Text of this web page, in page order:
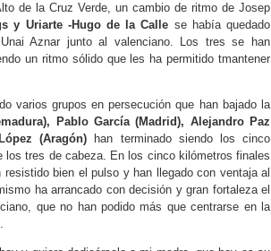
de la Cruz Verde, un cambio de ritmo de Josep
y Uriarte -Hugo de la Calle se había quedado
Aznar junto al valenciano. Los tres se han
un ritmo sólido que les ha permitido tmantener
varios grupos en persecución que han bajado la
Pablo García (Madrid), Alejandro Paz
(Aragón) han terminado siendo los cinco
tres de cabeza. En los cinco kilómetros finales
bien el pulso y han llegado con ventaja al
ha arrancado con decisión y gran fortaleza el
que no han podido más que centrarse en la